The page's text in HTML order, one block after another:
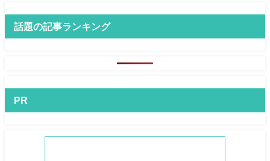
話題の記事ランキング
PR